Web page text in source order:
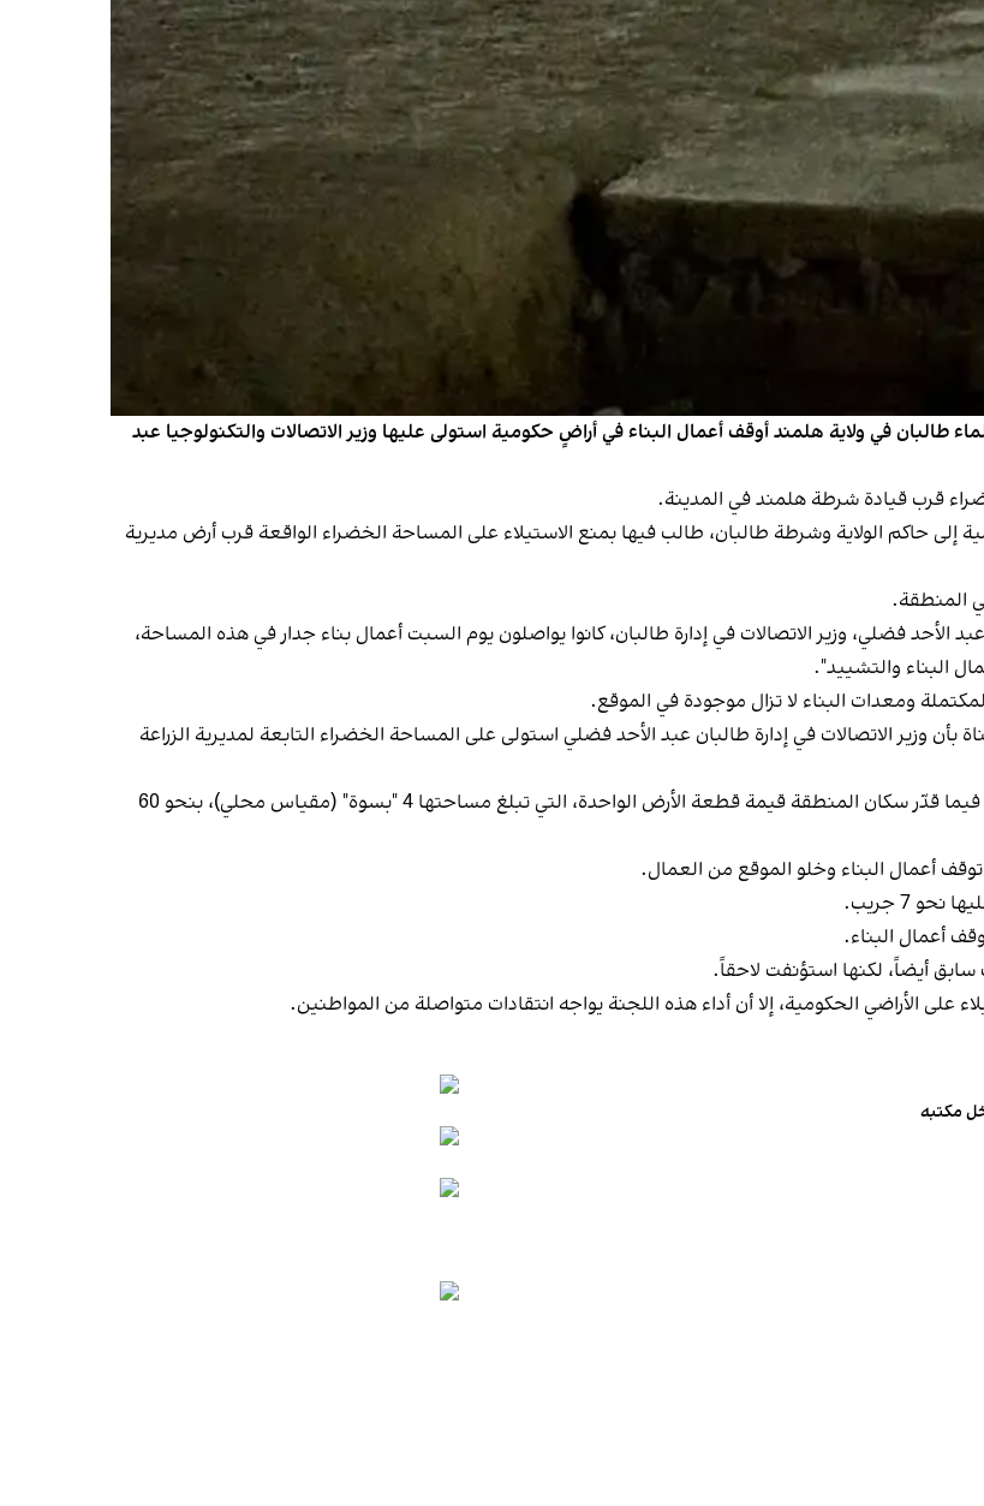
في ولاية هلمند أوقف أعمال البناء في أراضٍ حكومية استولى عليها وزير الاتصالات والتكنولوجيا عبد
قرب قيادة شرطة هلمند في المدينة.
حاكم الولاية وشرطة طالبان، طالب فيها بمنع الاستيلاء على المساحة الخضراء الواقعة قرب أرض مديرية
المنطقة.
الأحد فضلي، وزير الاتصالات في إدارة طالبان، كانوا يواصلون يوم السبت أعمال بناء جدار في هذه المساحة،
البناء والتشييد".
ومعدات البناء لا تزال موجودة في الموقع.
وزير الاتصالات في إدارة طالبان عبد الأحد فضلي استولى على المساحة الخضراء التابعة لمديرية الزراعة
وبحسب المصادر، يعتزم الوزير بناء وحدات سكنية في هذه الأراضي، فيما قدّر سكان المنطقة قيمة قطعة الأرض الواحدة، التي تبلغ مساحتها 4 "بسوة" (مقياس محلي)، بنحو 60
أعمال البناء وخلو الموقع من العمال.
7 جريب.
أعمال البناء.
أيضاً، لكنها استؤنفت لاحقاً.
الأراضي الحكومية، إلا أن أداء هذه اللجنة يواجه انتقادات متواصلة من المواطنين.
مكتبه